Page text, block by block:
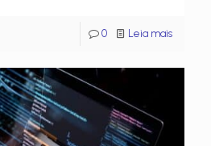
0 Leia mais